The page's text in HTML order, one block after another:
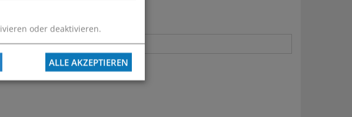
oder deaktivieren.
ALLE AKZEPTIEREN